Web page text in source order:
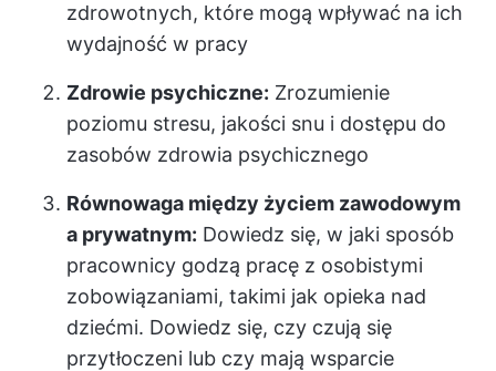
zdrowotnych, które mogą wpływać na ich
wydajność w pracy
Zdrowie psychiczne: Zrozumienie
poziomu stresu, jakości snu i dostępu do
zasobów zdrowia psychicznego
Równowaga między życiem zawodowym
a prywatnym: Dowiedz się, w jaki sposób
pracownicy godzą pracę z osobistymi
zobowiązaniami, takimi jak opieka nad
dziećmi. Dowiedz się, czy czują się
przytłoczeni lub czy mają wsparcie